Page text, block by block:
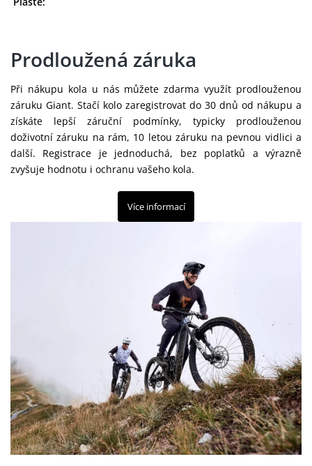
Prodloužená záruka
Při nákupu kola u nás můžete zdarma využít prodlouženou
záruku Giant. Stačí kolo zaregistrovat do 30 dnů od nákupu a
získáte lepší záruční podmínky, typicky prodlouženou
doživotní záruku na rám, 10 letou záruku na pevnou vidlici a
další. Registrace je jednoduchá, bez poplatků a výrazně
zvyšuje hodnotu i ochranu vašeho kola.
Více informací